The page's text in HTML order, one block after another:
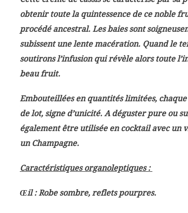
obtenir toute la quintessence de ce noble
procédé ancestral. Les baies sont
subissent une lente macération. Quand le
soutirons l’infusion qui révèle alors toute
beau fruit.
Embouteillées en quantités limitées,
de lot, signe d’unicité. A déguster pure ou
également être utilisée en cocktail avec un
un Champagne.
Caractéristiques organoleptiques :
Œil : Robe sombre, reflets pourpres.